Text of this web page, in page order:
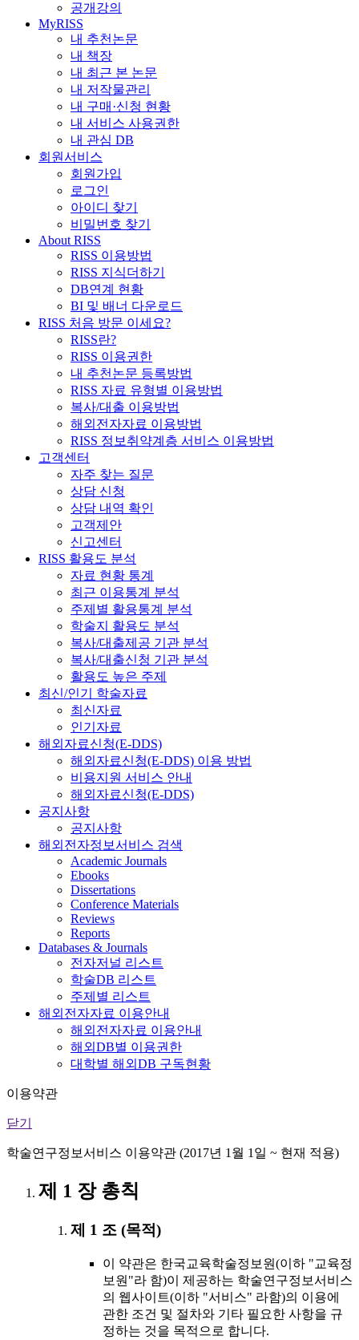
공개강의
MyRISS
내 추천논문
내 책장
내 최근 본 논문
내 저작물관리
내 구매·신청 현황
내 서비스 사용권한
내 관심 DB
회원서비스
회원가입
로그인
아이디 찾기
비밀번호 찾기
About RISS
RISS 이용방법
RISS 지식더하기
DB연계 현황
BI 및 배너 다운로드
RISS 처음 방문 이세요?
RISS란?
RISS 이용권한
내 추천논문 등록방법
RISS 자료 유형별 이용방법
복사/대출 이용방법
해외전자자료 이용방법
RISS 정보취약계층 서비스 이용방법
고객센터
자주 찾는 질문
상담 신청
상담 내역 확인
고객제안
신고센터
RISS 활용도 분석
자료 현황 통계
최근 이용통계 분석
주제별 활용통계 분석
학술지 활용도 분석
복사/대출제공 기관 분석
복사/대출신청 기관 분석
활용도 높은 주제
최신/인기 학술자료
최신자료
인기자료
해외자료신청(E-DDS)
해외자료신청(E-DDS) 이용 방법
비용지원 서비스 안내
해외자료신청(E-DDS)
공지사항
공지사항
해외전자정보서비스 검색
Academic Journals
Ebooks
Dissertations
Conference Materials
Reviews
Reports
Databases & Journals
전자저널 리스트
학술DB 리스트
주제별 리스트
해외전자자료 이용안내
해외전자자료 이용안내
해외DB별 이용권한
대학별 해외DB 구독현황
이용약관
닫기
학술연구정보서비스 이용약관 (2017년 1월 1일 ~ 현재 적용)
제 1 장 총칙
제 1 조 (목적)
이 약관은 한국교육학술정보원(이하 "교육정
보원"라 함)이 제공하는 학술연구정보서비스
의 웹사이트(이하 "서비스" 라함)의 이용에
관한 조건 및 절차와 기타 필요한 사항을 규
정하는 것을 목적으로 합니다.